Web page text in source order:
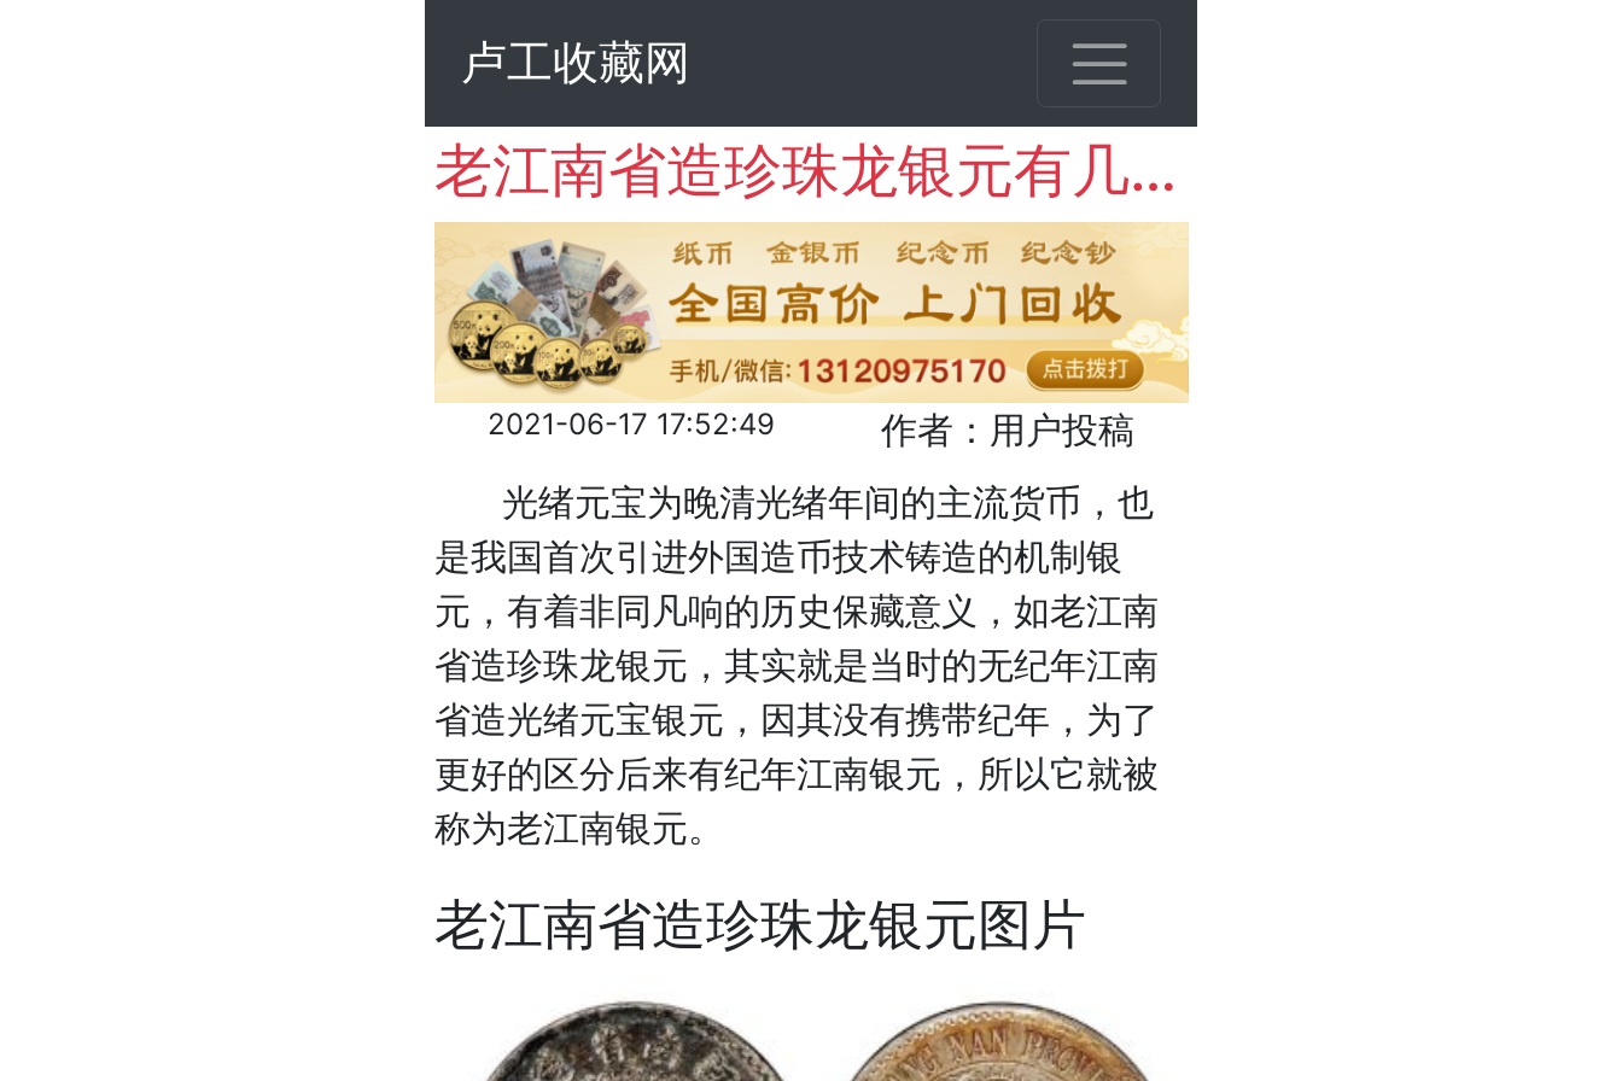
卢工收藏网
老江南省造珍珠龙银元有几种版别 图片及价钱多少
2021-06-17 17:52:49
作者：用户投稿
光绪元宝为晚清光绪年间的主流货币，也
是我国首次引进外国造币技术铸造的机制银
元，有着非同凡响的历史保藏意义，如老江南
省造珍珠龙银元，其实就是当时的无纪年江南
省造光绪元宝银元，因其没有携带纪年，为了
更好的区分后来有纪年江南银元，所以它就被
称为老江南银元。
老江南省造珍珠龙银元图片